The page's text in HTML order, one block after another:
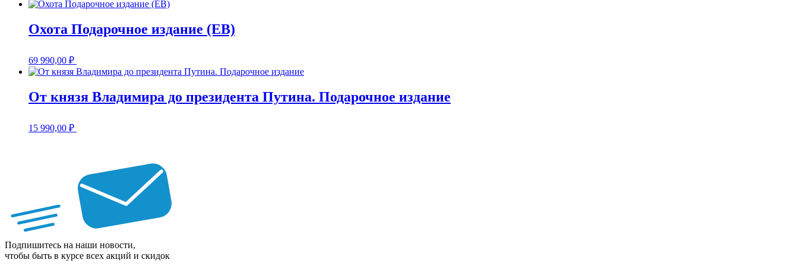
Охота Подарочное издание (EB)
69 990,00 ₽
От князя Владимира до президента Путина. Подарочное издание
15 990,00 ₽
Подпишитесь на наши новости,
чтобы быть в курсе всех акций и скидок